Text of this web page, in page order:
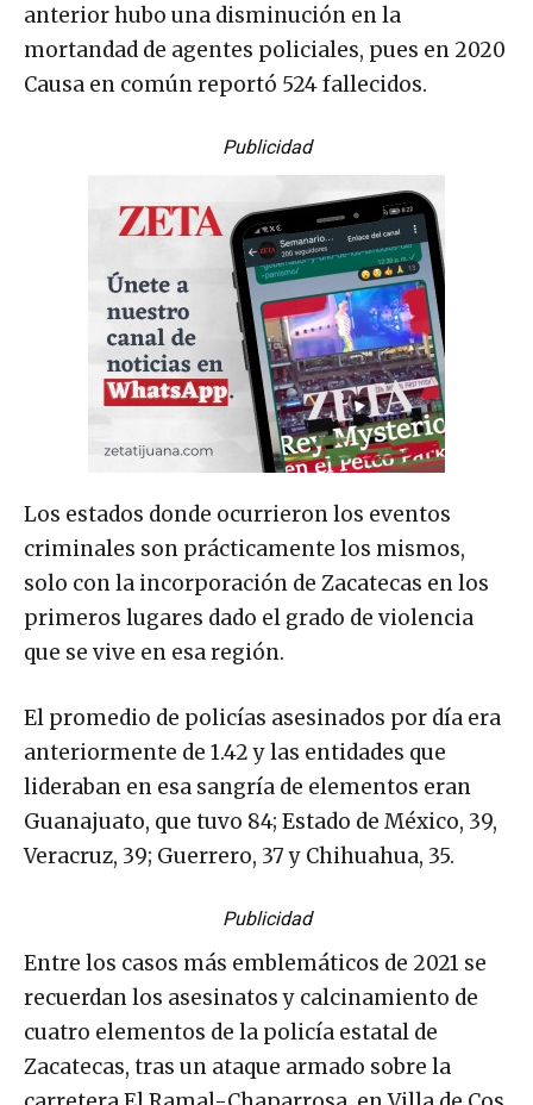
anterior hubo una disminución en la
mortandad de agentes policiales, pues en 2020
Causa en común reportó 524 fallecidos.
Publicidad
Los estados donde ocurrieron los eventos
criminales son prácticamente los mismos,
solo con la incorporación de Zacatecas en los
primeros lugares dado el grado de violencia
que se vive en esa región.
El promedio de policías asesinados por día era
anteriormente de 1.42 y las entidades que
lideraban en esa sangría de elementos eran
Guanajuato, que tuvo 84; Estado de México, 39,
Veracruz, 39; Guerrero, 37 y Chihuahua, 35.
Publicidad
Entre los casos más emblemáticos de 2021 se
recuerdan los asesinatos y calcinamiento de
cuatro elementos de la policía estatal de
Zacatecas, tras un ataque armado sobre la